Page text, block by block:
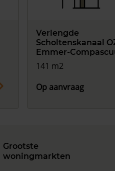
Verlengde
Scholtenskanaal
Emmer-
141 m2
Op aanvraag
Grootste
woningmarkten